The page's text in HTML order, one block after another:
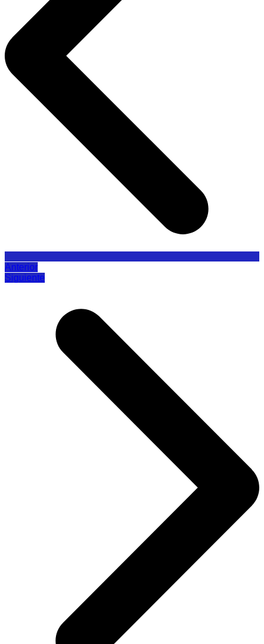
Anterior
Siguiente